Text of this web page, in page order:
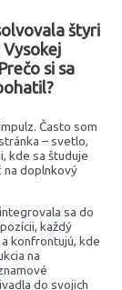
štyri
si sa
Často som
– svetlo,
kde sa študuje
na doplnkový
sa do
každý
konfrontujú, kde
na
do svojich